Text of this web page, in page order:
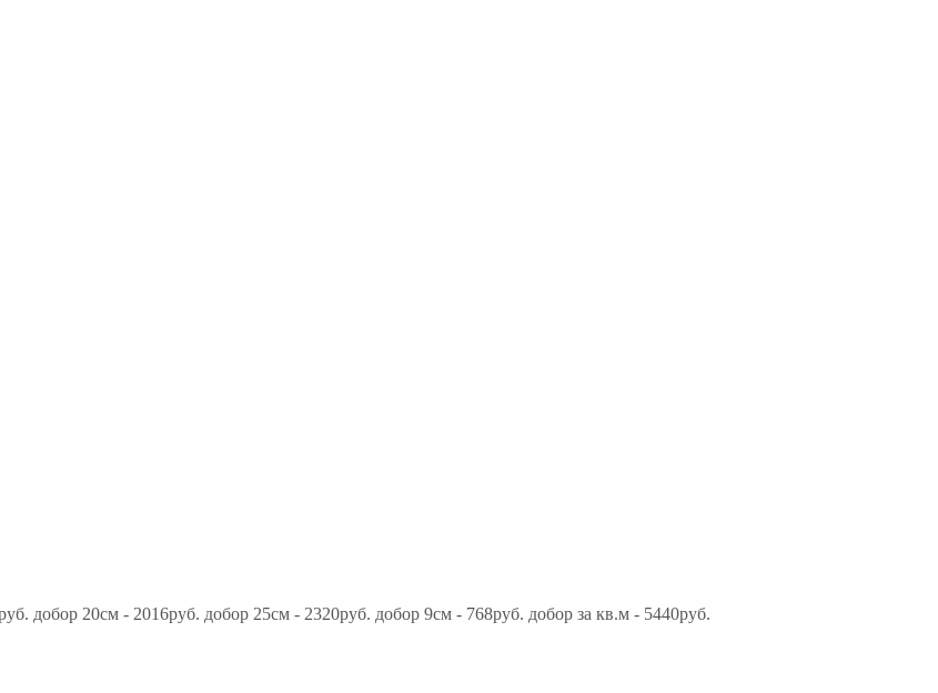
добор 20см - 2016руб. добор 25см - 2320руб. добор 9см - 768руб. добор за кв.м - 5440руб.